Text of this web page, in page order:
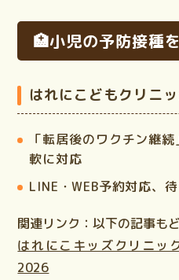
🏥小児の予防接種
はれにこどもクリニ
「転居後のワクチン継
軟に対応
LINE・WEB予約対応、
関連リンク：以下の記事も
はれにこキッズクリニッ
2026